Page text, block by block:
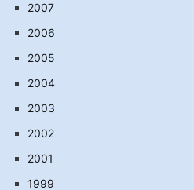
2007
2006
2005
2004
2003
2002
2001
1999